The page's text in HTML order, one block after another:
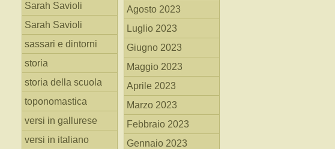
Sarah Savioli
Sarah Savioli
sassari e dintorni
storia
storia della scuola
toponomastica
versi in gallurese
versi in italiano
Agosto 2023
Luglio 2023
Giugno 2023
Maggio 2023
Aprile 2023
Marzo 2023
Febbraio 2023
Gennaio 2023